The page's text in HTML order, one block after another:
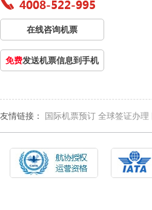
在线咨询机票
免费发送机票信息到手机
友情链接： 国际机票预订 全球签证办理